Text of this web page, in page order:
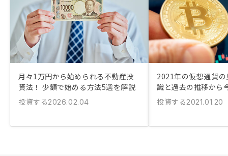
月々1万円から始められる不動産投
資法！ 少額で始める方法5選を解説
投資する2026.02.04
2021年の仮想通貨
識と過去の推移から
投資する2021.01.20